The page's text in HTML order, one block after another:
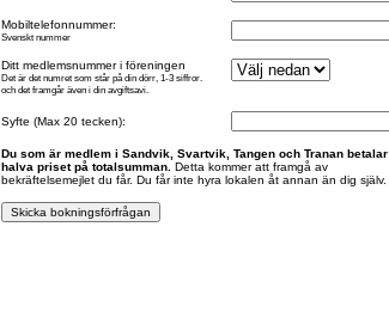
Mobiltelefonnummer:
Svenskt nummer
Ditt medlemsnummer i föreningen
Det är det numret som står på din dörr, 1-3 siffror.
och det framgår även i din avgiftsavi.
Syfte (Max 20 tecken):
Du som är medlem i Sandvik, Svartvik, Tangen och Tranan betalar
halva priset på totalsumman. Detta kommer att framgå av
bekräftelsemejlet du får. Du får inte hyra lokalen åt annan än dig själv.